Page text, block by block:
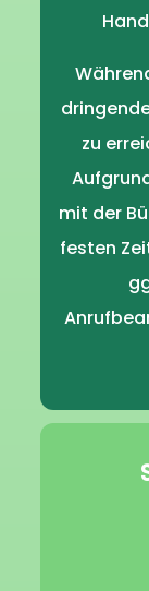
zu
mit der
festen